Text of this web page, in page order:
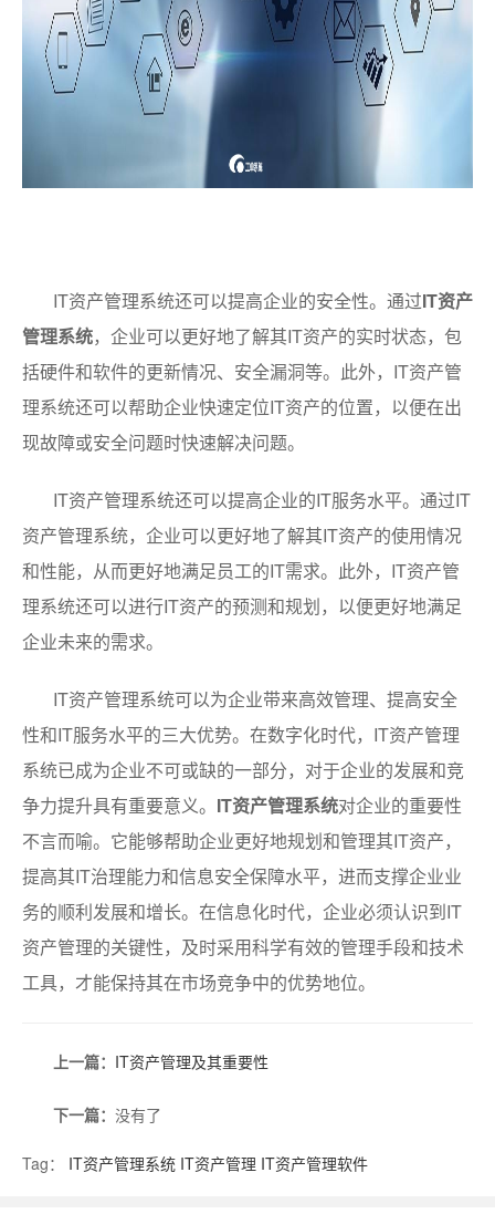
IT资产管理系统还可以提高企业的安全性。通过IT资产
管理系统，企业可以更好地了解其IT资产的实时状态，包
括硬件和软件的更新情况、安全漏洞等。此外，IT资产管
理系统还可以帮助企业快速定位IT资产的位置，以便在出
现故障或安全问题时快速解决问题。
IT资产管理系统还可以提高企业的IT服务水平。通过IT
资产管理系统，企业可以更好地了解其IT资产的使用情况
和性能，从而更好地满足员工的IT需求。此外，IT资产管
理系统还可以进行IT资产的预测和规划，以便更好地满足
企业未来的需求。
IT资产管理系统可以为企业带来高效管理、提高安全
性和IT服务水平的三大优势。在数字化时代，IT资产管理
系统已成为企业不可或缺的一部分，对于企业的发展和竞
争力提升具有重要意义。 IT资产管理系统对企业的重要性
不言而喻。它能够帮助企业更好地规划和管理其IT资产，
提高其IT治理能力和信息安全保障水平，进而支撑企业业
务的顺利发展和增长。在信息化时代，企业必须认识到IT
资产管理的关键性，及时采用科学有效的管理手段和技术
工具，才能保持其在市场竞争中的优势地位。
上一篇： IT资产管理及其重要性
下一篇： 没有了
Tag： IT资产管理系统 IT资产管理 IT资产管理软件